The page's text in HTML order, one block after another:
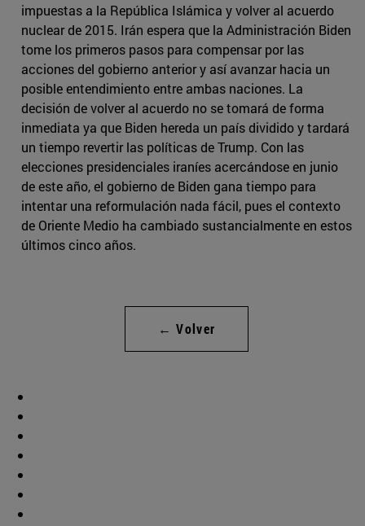
impuestas a la República Islámica y volver al acuerdo
nuclear de 2015. Irán espera que la Administración Biden
tome los primeros pasos para compensar por las
acciones del gobierno anterior y así avanzar hacia un
posible entendimiento entre ambas naciones. La
decisión de volver al acuerdo no se tomará de forma
inmediata ya que Biden hereda un país dividido y tardará
un tiempo revertir las políticas de Trump. Con las
elecciones presidenciales iraníes acercándose en junio
de este año, el gobierno de Biden gana tiempo para
intentar una reformulación nada fácil, pues el contexto
de Oriente Medio ha cambiado sustancialmente en estos
últimos cinco años.
← Volver